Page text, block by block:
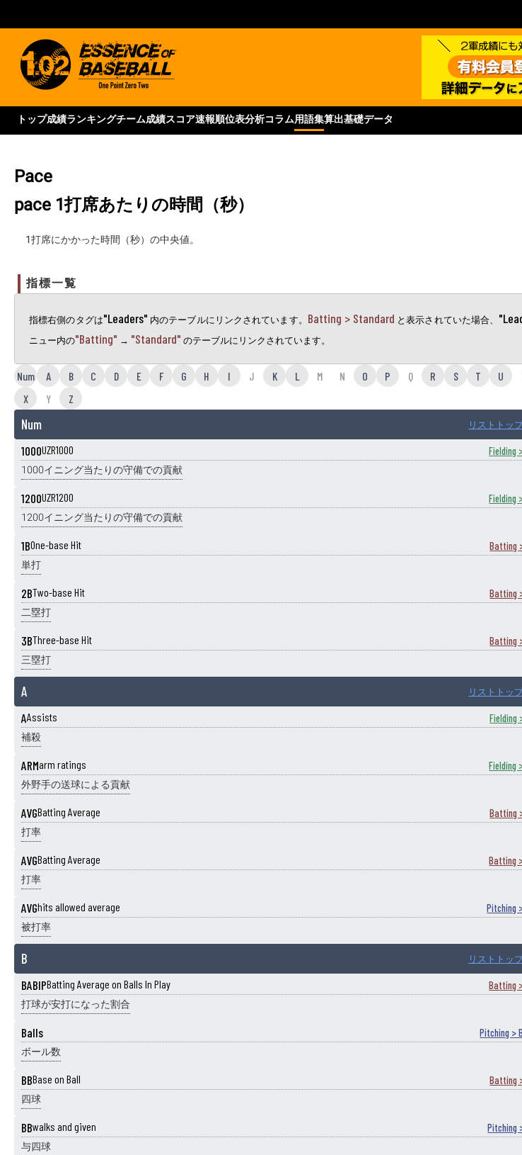
トップ成績ランキングチーム成績スコア速報順位表分析コラム用語集算出基礎データ
Pace
pace 1打席あたりの時間（秒）
1打席にかかった時間（秒）の中央値。
指標一覧
指標右側のタグは"Leaders" 内のテーブルにリンクされています。 Batting > Standard と表示されていた場合、
ニュー内の"Batting" → "Standard" のテーブルにリンクされています。
Num A B C D E F G H I J K L M N O P Q R S T U
X
Y Z
Num リストトッ
1000UZR1000 Fielding
1000イニング当たりの守備での貢献
1200UZR1200 Fielding
1200イニング当たりの守備での貢献
1BOne-base Hit Batting
単打
2BTwo-base Hit Batting
二塁打
3BThree-base Hit Batting
三塁打
A リストトッ
AAssists Fielding
補殺
ARMarm ratings Fielding
外野手の送球による貢献
AVGBatting Average Batting
打率
AVGBatting Average Batting
打率
AVGhits allowed average Pitching
被打率
B リストトッ
BABIPBatting Average on Balls In Play Batting
打球が安打になった割合
Balls Pitching >
ボール数
BBBase on Ball Batting
四球
BBwalks and given Pitching
与四球